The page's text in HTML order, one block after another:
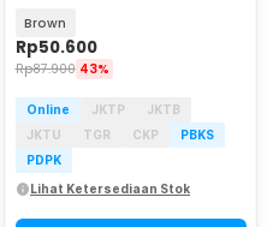
Brown
Rp50.600
Rp87.900 43%
Online JKTP
JKTB
JKTU
TGR CKP
PBKS
PDPK
Lihat Ketersediaan Stok